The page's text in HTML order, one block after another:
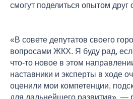
смогут поделиться опытом друг
«В совете депутатов своего
вопросами ЖКХ. Я буду рад,
что-то новое в этом
наставники и эксперты в ходе
оценили мои компетенции,
для дальнейшего развития», —